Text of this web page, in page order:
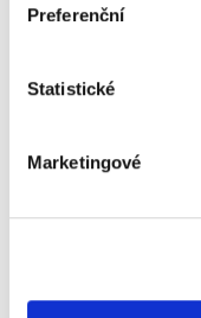
Preferenční
Statistické
Marketingové
Luxusní
Jemná unisex